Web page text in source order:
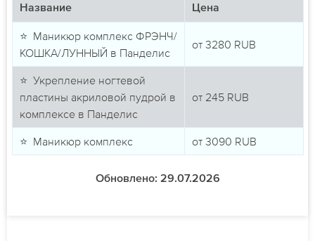
Название Цена
⭐ Маникюр комплекс ФРЭНЧ/
КОШКА/ЛУННЫЙ в Панделис
от 3280 RUB
⭐ Укрепление ногтевой
пластины акриловой пудрой в
комплексе в Панделис
от 245 RUB
⭐ Маникюр комплекс от 3090 RUB
Обновлено: 29.07.2026